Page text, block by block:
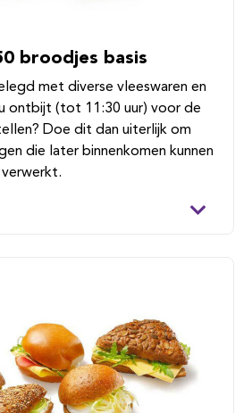
broodjes basis
met diverse vleeswaren en
ontbijt (tot 11:30 uur) voor de
Doe dit dan uiterlijk om
die later binnenkomen kunnen